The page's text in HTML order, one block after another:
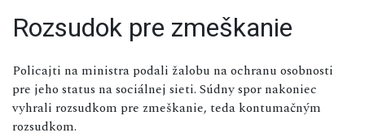
Rozsudok pre zmeškanie
Policajti na ministra podali žalobu na ochranu osobnosti
pre jeho status na sociálnej sieti. Súdny spor nakoniec
vyhrali rozsudkom pre zmeškanie, teda kontumačným
rozsudkom.